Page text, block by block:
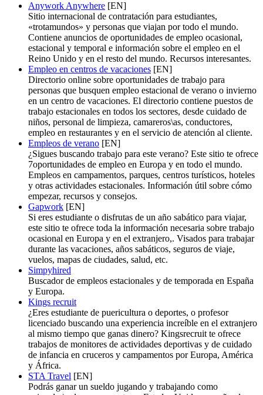
Anywork Anywhere [EN]
Sitio internacional de contratación para estudiantes,
«trotamundos» y personas que viajan por todo el mundo.
Contiene anuncios de oportunidades de empleo ocasional,
estacional y temporal e información sobre el empleo en el
Reino Unido y en el resto del mundo. Recursos interesantes.
Empleo en centros de vacaciones [EN]
Directorio online sobre oportunidades de trabajo para
personas que busquen empleo estacional de verano o invierno
en un centro de vacaciones. El directorio contiene puestos de
trabajo estacionales en todos los sectores, desde cuidado de
niños, personal de limpieza, camareros\as, conductores,
empleo en restaurantes y en el servicio de atención al cliente.
Empleos de verano [EN]
¿Sigues buscando trabajo para este verano? Este sitio te ofrece
7oportunidades de empleo en Europa y en todo el mundo.
Empleos en campamentos, parques, centros turísticos, hoteles
y otras actividades estacionales. Información útil sobre cómo
empezar, recursos y consejos.
Gapwork [EN]
Si eres estudiante o disfrutas de un año sabático para viajar,
este sitio te ofrece toda la información necesaria sobre trabajo
ocasional en Europa y en el extranjero,. Visados para trabajar
durante las vacaciones, años sabáticos, seguros de viaje,
vuelos, mapas de ciudades, salud, etc.
Simpyhired
Buscador de empleos estacionales y de temporada en España
y Europa.
Kings recruit
¿Eres estudiante de puericultura o deportes, o profesor
licenciado buscando una experiencia increíble en el extranjero
al mismo tiempo que ganas dinero? Kingsrecruit te ofrece
trabajos de monitores de actividades deportivas y de cuidado
de infancia en cruceros y campamentos por Europa, América
y África.
STA Travel [EN]
Podrás ganar un sueldo jugando y trabajando como